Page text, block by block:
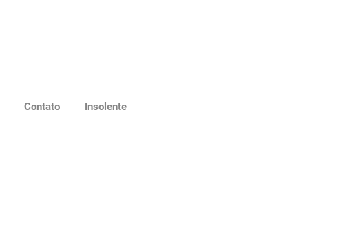
Contato Insolente